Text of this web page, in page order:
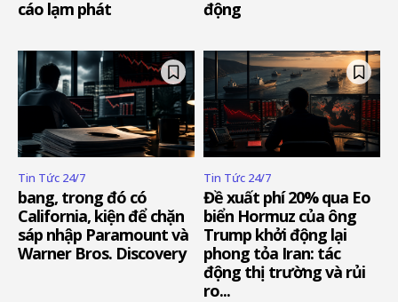
cáo lạm phát
động
Tin Tức 24/7
bang, trong đó có
California, kiện để chặn
sáp nhập Paramount và
Warner Bros. Discovery
Tin Tức 24/7
Đề xuất phí 20% qua Eo
biển Hormuz của ông
Trump khởi động lại
phong tỏa Iran: tác
động thị trường và rủi
ro...